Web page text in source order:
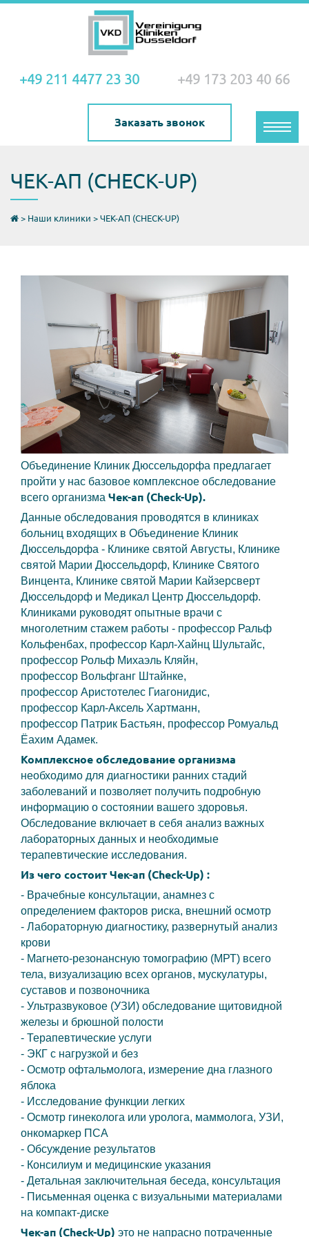
+49 211 4477 23 30 +49 173 203 40 66
Заказать звонок
Toggle
ЧЕК-АП (CHECK-UP)
> Наши клиники > ЧЕК-АП (CHECK-UP)
Объединение Клиник Дюссельдорфа предлагает
пройти у нас базовое комплексное обследование
всего организма Чек-ап (Check-Up).
Данные обследования проводятся в клиниках
больниц входящих в Объединение Клиник
Дюссельдорфа - Клинике святой Августы, Клинике
святой Марии Дюссельдорф, Клинике Святого
Винцента, Клинике святой Марии Кайзерсверт
Дюссельдорф и Медикал Центр Дюссельдорф.
Клиниками руководят опытные врачи с
многолетним стажем работы - профессор Ральф
Кольфенбах, профессор Карл-Хайнц Шультайс,
профессор Рольф Михаэль Кляйн,
профессор Вольфганг Штайнке,
профессор Аристотелес Гиагонидис,
профессор Карл-Аксель Хартманн,
профессор Патрик Бастьян, профессор Ромуальд
Ёахим Адамек.
Комплексное обследование организма
необходимо для диагностики ранних стадий
заболеваний и позволяет получить подробную
информацию о состоянии вашего здоровья.
Обследование включает в себя анализ важных
лабораторных данных и необходимые
терапевтические исследования.
Из чего состоит Чек-ап (Check-Up) :
- Врачебные консультации, анамнез с
определением факторов риска, внешний осмотр
- Лабораторную диагностику, развернутый анализ
крови
- Магнето-резонансную томографию (МРТ) всего
тела, визуализацию всех органов, мускулатуры,
суставов и позвоночника
- Ультразвуковое (УЗИ) обследование щитовидной
железы и брюшной полости
- Терапевтические услуги
- ЭКГ с нагрузкой и без
- Осмотр офтальмолога, измерение дна глазного
яблока
- Исследование функции легких
- Осмотр гинеколога или уролога, маммолога, УЗИ,
онкомаркер ПСА
- Обсуждение результатов
- Консилиум и медицинские указания
- Детальная заключительная беседа, консультация
- Письменная оценка с визуальными материалами
на компакт-диске
Чек-ап (Check-Up) это не напрасно потраченные